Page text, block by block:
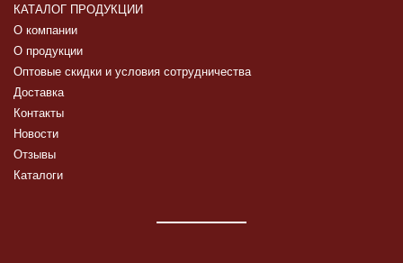
КАТАЛОГ ПРОДУКЦИИ
О компании
О продукции
Оптовые скидки и условия сотрудничества
Доставка
Контакты
Новости
Отзывы
Каталоги